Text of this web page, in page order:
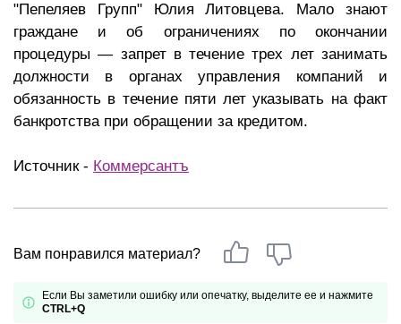
"Пепеляев Групп" Юлия Литовцева. Мало знают
граждане и об ограничениях по окончании
процедуры — запрет в течение трех лет занимать
должности в органах управления компаний и
обязанность в течение пяти лет указывать на факт
банкротства при обращении за кредитом.
Источник - Коммерсантъ
Вам понравился материал?
Если Вы заметили ошибку или опечатку, выделите ее и нажмите
CTRL+Q